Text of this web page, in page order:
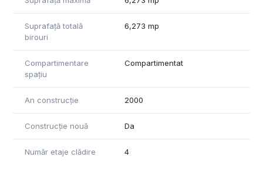
Suprafață totală
birouri
6,273 mp
Compartimentare
spațiu
Compartimentat
An construcție 2000
Construcție nouă Da
Număr etaje clădire 4